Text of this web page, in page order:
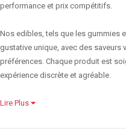
performance et prix compétitifs.
Nos edibles, tels que les gummies
gustative unique, avec des
préférences. Chaque produit est
expérience discrète et agréable.
Lire Plus